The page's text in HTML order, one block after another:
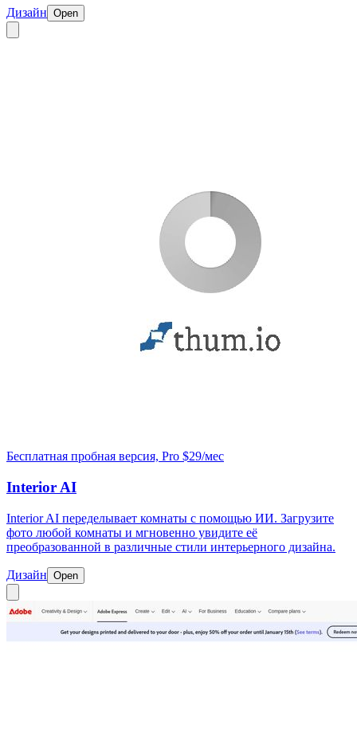
Дизайн Open
Бесплатная пробная версия, Pro $29/мес
Interior AI
Interior AI переделывает комнаты с помощью ИИ. Загрузите
фото любой комнаты и мгновенно увидите её
преобразованной в различные стили интерьерного дизайна.
Дизайн Open